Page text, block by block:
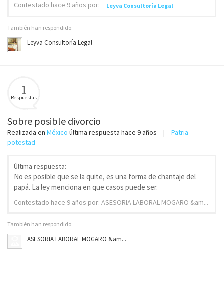
Contestado hace 9 años por: Leyva Consultoría Legal
También han respondido:
Leyva Consultoría Legal
1
Respuestas
Sobre posible divorcio
Realizada en México última respuesta hace 9 años
Patria
potestad
Última respuesta:
No es posible que se la quite, es una forma de chantaje del
papá. La ley menciona en que casos puede ser.
Contestado hace 9 años por: ASESORIA LABORAL MOGARO &am...
También han respondido:
ASESORIA LABORAL MOGARO &am...